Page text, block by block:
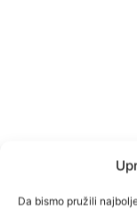
Da bismo pružili